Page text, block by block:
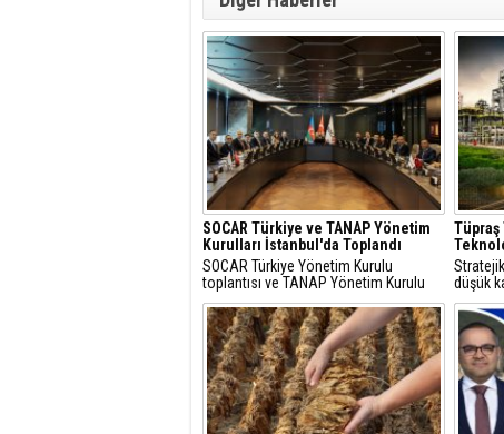
SOCAR Türkiye ve TANAP Yönetim
Kurulları İstanbul'da Toplandı
SOCAR Türkiye Yönetim Kurulu
toplantısı ve TANAP Yönetim Kurulu
toplantısı, 30 Temmuz 2026 tarihinde
İstanbul’da gerçekleştirildi.
düşük